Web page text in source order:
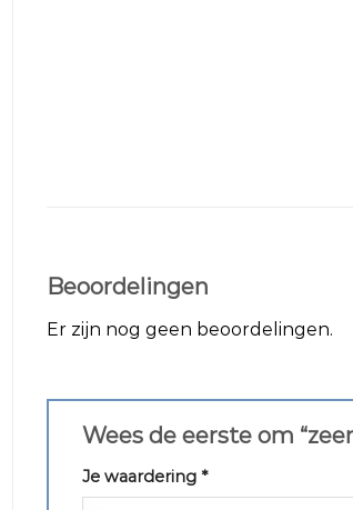
Beoordelingen
Er zijn nog geen beoordelingen.
Wees de eerste om
Je waardering *